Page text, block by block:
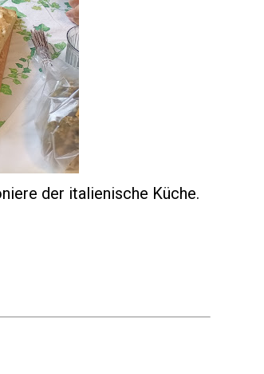
der italienische Küche.